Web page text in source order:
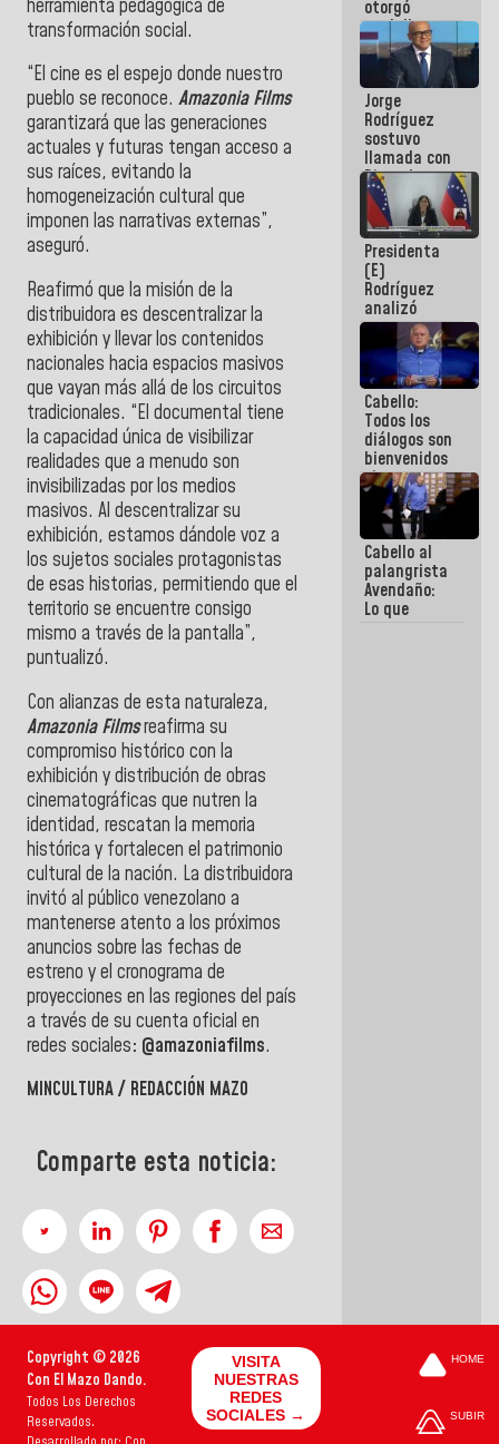
herramienta pedagógica de
transformación social.
“El cine es el espejo donde nuestro
pueblo se reconoce. Amazonia Films
garantizará que las generaciones
actuales y futuras tengan acceso a
sus raíces, evitando la
homogeneización cultural que
imponen las narrativas externas”,
aseguró.
Reafirmó que la misión de la
distribuidora es descentralizar la
exhibición y llevar los contenidos
nacionales hacia espacios masivos
que vayan más allá de los circuitos
tradicionales. “El documental tiene
la capacidad única de visibilizar
realidades que a menudo son
invisibilizadas por los medios
masivos. Al descentralizar su
exhibición, estamos dándole voz a
los sujetos sociales protagonistas
de esas historias, permitiendo que el
territorio se encuentre consigo
mismo a través de la pantalla”,
puntualizó.
Con alianzas de esta naturaleza,
Amazonia Filmsreafirma su
compromiso histórico con la
exhibición y distribución de obras
cinematográficas que nutren la
identidad, rescatan la memoria
histórica y fortalecen el patrimonio
cultural de la nación. La distribuidora
invitó al público venezolano a
mantenerse atento a los próximos
anuncios sobre las fechas de
estreno y el cronograma de
proyecciones en las regiones del país
a través de su cuenta oficial en
redes sociales: @amazoniafilms.
MINCULTURA / REDACCIÓN MAZO
Comparte esta noticia:
otorgó
medalla
"Héroe de
Venezuela"
a servidores
públicos
Jorge
Rodríguez
sostuvo
llamada con
Dinorah
Figuera y
acuerdan
primer
encuentro
presencial
para el
diálogo
Presidenta
(E)
Rodríguez
analizó
junto a
gobernadores
planes de
recuperación
del Sistema
Eléctrico
Nacional
Cabello:
Todos los
diálogos son
bienvenidos
siempre que
estén en el
marco de la
Constitución
de la
República
Cabello al
palangrista
Avendaño:
Lo que
Copyright © 2026
Con El Mazo Dando.
Todos Los Derechos
Reservados.
VISITA
NUESTRAS
REDES
SOCIALES →
HOME
SUBIR